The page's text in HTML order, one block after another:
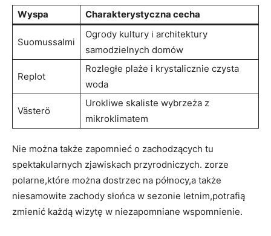
Wyspa Charakterystyczna cecha
Suomussalmi
Ogrody kultury⁢ i architektury
samodzielnych domów
Replot
Rozległe plaże i krystalicznie czysta
woda
Västerö
Urokliwe skaliste wybrzeża z
mikroklimatem
Nie można także zapomnieć o zachodzących tu
spektakularnych zjawiskach przyrodniczych. zorze
polarne,które można dostrzec na północy,a także
niesamowite zachody słońca w sezonie letnim,potrafią
zmienić każdą wizytę ⁤w niezapomniane wspomnienie.